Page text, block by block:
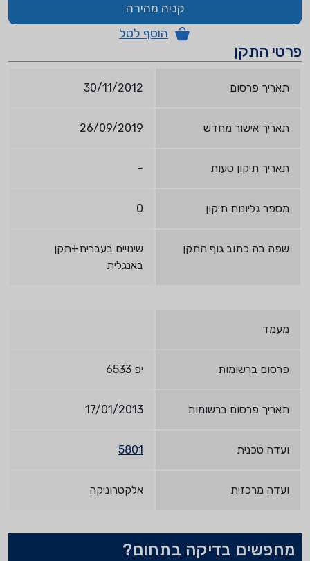
קניה מהירה
הוסף לסל
פרטי התקן
תאריך פרסום 30/11/2012
תאריך אישור מחדש 26/09/2019
תאריך תיקון טעות -
מספר גליונות תיקון 0
שפה בה כתוב גוף התקן
שינויים בעברית+תקן
באנגלית
מעמד
פרסום ברשומות יפ 6533
תאריך פרסום ברשומות 17/01/2013
ועדה טכנית 5801
ועדה מרכזית אלקטרוניקה
מחפשים בדיקה בתחום?